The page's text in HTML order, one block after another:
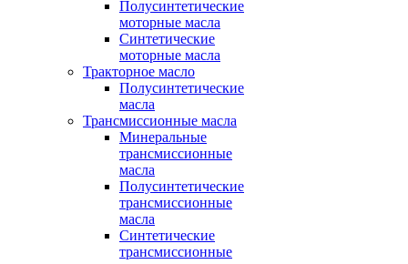
Полусинтетические
моторные масла
Синтетические
моторные масла
Тракторное масло
Полусинтетические
масла
Трансмиссионные масла
Минеральные
трансмиссионные
масла
Полусинтетические
трансмиссионные
масла
Синтетические
трансмиссионные